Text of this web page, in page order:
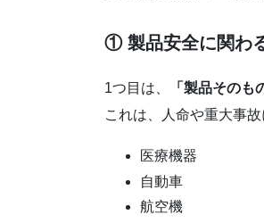
① 製品安全に関わ
1つ目は、 「製品そのも
これは、人命や重大事
医療機器
自動車
航空機